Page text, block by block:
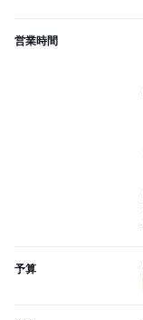
営業時間
予算